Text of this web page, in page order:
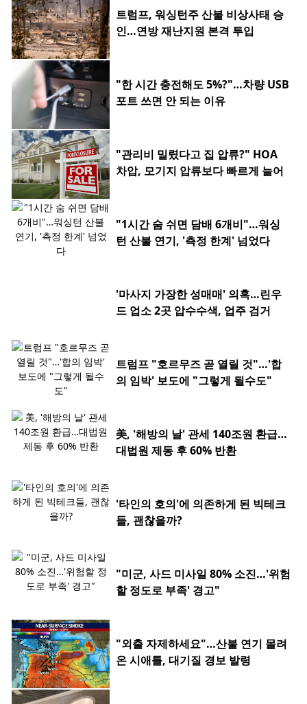
트럼프, 워싱턴주 산불 비상사태 승
인…연방 재난지원 본격 투입
"한 시간 충전해도 5%?"…차량 USB
포트 쓰면 안 되는 이유
"관리비 밀렸다고 집 압류?" HOA
차압, 모기지 압류보다 빠르게 늘어
"1시간 숨 쉬면 담배 6개비"…워싱
턴 산불 연기, '측정 한계' 넘었다
'마사지 가장한 성매매' 의혹…린우
드 업소 2곳 압수수색, 업주 검거
트럼프 "호르무즈 곧 열릴 것"…'합
의 임박' 보도에 "그렇게 될수도"
美, '해방의 날' 관세 140조원 환급…
대법원 제동 후 60% 반환
'타인의 호의'에 의존하게 된 빅테크
들, 괜찮을까?
"미군, 사드 미사일 80% 소진…'위험
할 정도로 부족' 경고"
"외출 자제하세요"…산불 연기 몰려
온 시애틀, 대기질 경보 발령